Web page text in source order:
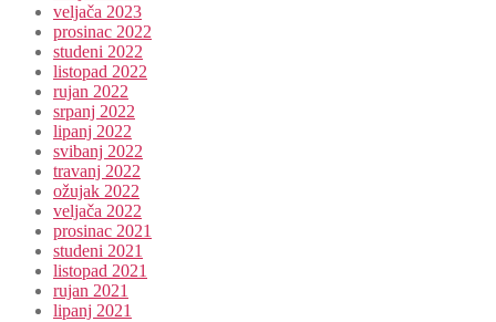
veljača 2023
prosinac 2022
studeni 2022
listopad 2022
rujan 2022
srpanj 2022
lipanj 2022
svibanj 2022
travanj 2022
ožujak 2022
veljača 2022
prosinac 2021
studeni 2021
listopad 2021
rujan 2021
lipanj 2021